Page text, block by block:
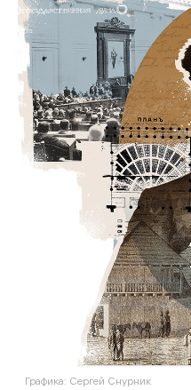
Графика: Сергей Снурник